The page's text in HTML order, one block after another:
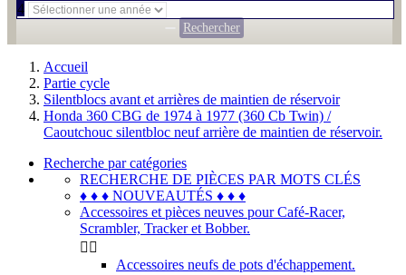
4
Rechercher
Accueil
Partie cycle
Silentblocs avant et arrières de maintien de réservoir
Honda 360 CBG de 1974 à 1977 (360 Cb Twin) /
Caoutchouc silentbloc neuf arrière de maintien de réservoir.
Recherche par catégories
RECHERCHE DE PIÈCES PAR MOTS CLÉS
♦ ♦ ♦ NOUVEAUTÉS ♦ ♦ ♦
Accessoires et pièces neuves pour Café-Racer,
Scrambler, Tracker et Bobber.
 
Accessoires neufs de pots d'échappement.